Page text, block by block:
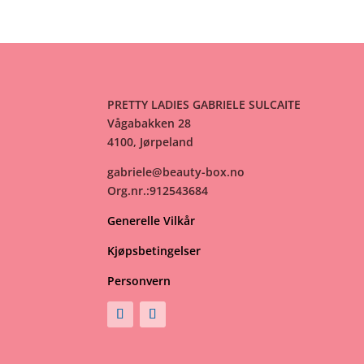
PRETTY LADIES GABRIELE SULCAITE
Vågabakken 28
4100, Jørpeland
gabriele@beauty-box.no
Org.nr.:912543684
Generelle Vilkår
Kjøpsbetingelser
Personvern